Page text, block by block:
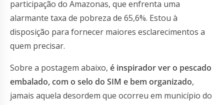
participação do Amazonas, que enfrenta uma
alarmante taxa de pobreza de 65,6%. Estou à
disposição para fornecer maiores esclarecimentos a
quem precisar.
Sobre a postagem abaixo, é inspirador ver o pescado
embalado, com o selo do SIM e bem organizado,
jamais aquela desordem que ocorreu em município do